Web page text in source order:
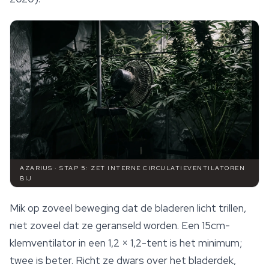
AZARIUS · STAP 5: ZET INTERNE CIRCULATIEVENTILATOREN
BIJ
Mik op zoveel beweging dat de bladeren licht trillen,
niet zoveel dat ze geranseld worden. Een 15cm-
klemventilator in een 1,2 × 1,2-tent is het minimum;
twee is beter. Richt ze dwars over het bladerdek,